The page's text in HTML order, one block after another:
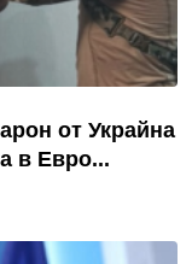
от Украйна
в Евро...